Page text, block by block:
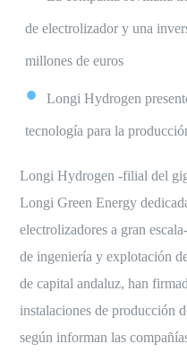
de electrolizador y una
millones de euros
Longi Hydrogen
tecnología para la
Longi Hydrogen -filial del
Longi Green Energy
electrolizadores a gran
de ingeniería y explotación
de capital andaluz, han
instalaciones de producción
según informan las